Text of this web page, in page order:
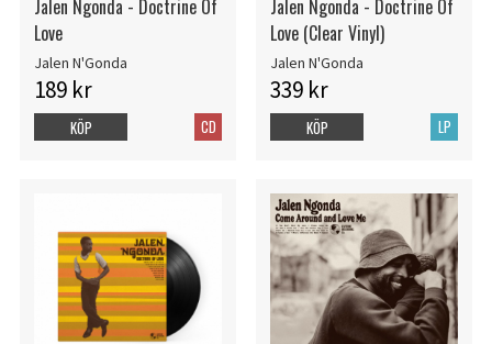
Jalen Ngonda - Doctrine Of
Love
Jalen N'Gonda
189 kr
CD
KÖP
Jalen Ngonda - Doctrine Of
Love (Clear Vinyl)
Jalen N'Gonda
339 kr
LP
KÖP